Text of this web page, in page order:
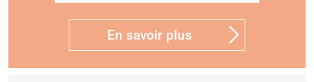
En savoir plus